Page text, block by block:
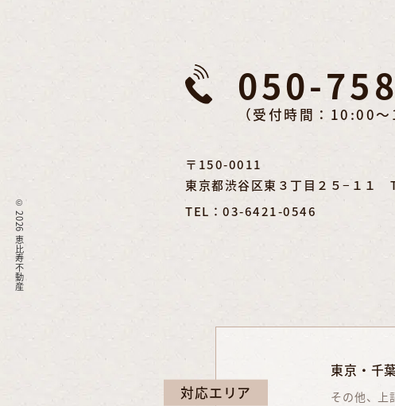
050-
（受付時間：10:00～
〒150-0011
東京都渋谷区東３丁目２５−１１
TEL：03-6421-0546
対応エリア
東京・千
その他、上
©
2026 恵比寿不動産